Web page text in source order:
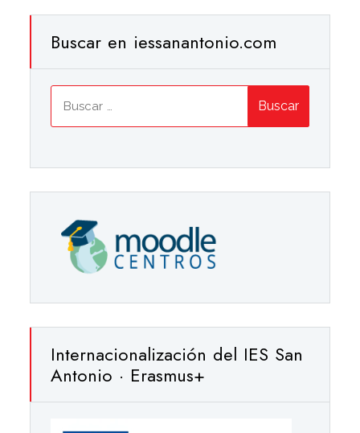
Buscar en iessanantonio.com
Internacionalización del IES San
Antonio · Erasmus+